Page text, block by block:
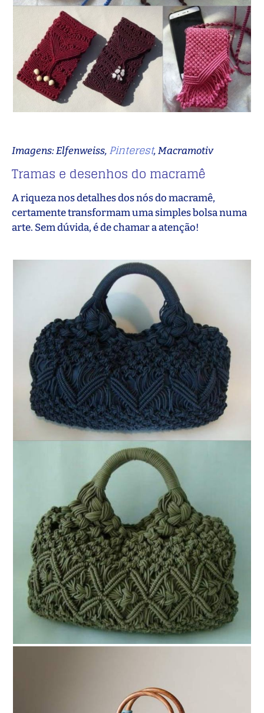
Imagens: Elfenweiss, Pinterest, Macramotiv
Tramas e desenhos do macramê
A riqueza nos detalhes dos nós do macramê,
certamente transformam uma simples bolsa numa
arte. Sem dúvida, é de chamar a atenção!